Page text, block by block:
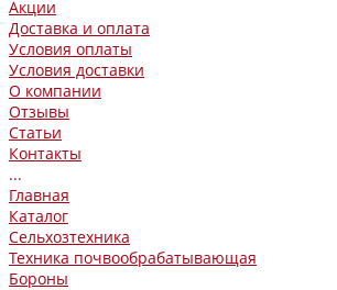
Акции
Доставка и оплата
Условия оплаты
Условия доставки
О компании
Отзывы
Статьи
Контакты
...
Главная
Каталог
Сельхозтехника
Техника почвообрабатывающая
Бороны